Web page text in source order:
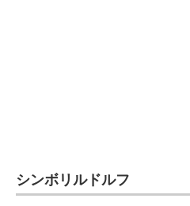
電子設計の基本と応用
シンボリルドルフ